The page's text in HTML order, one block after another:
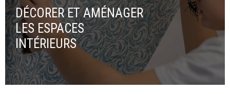
DÉCORER ET AMÉNAGER
LES ESPACES
INTÉRIEURS